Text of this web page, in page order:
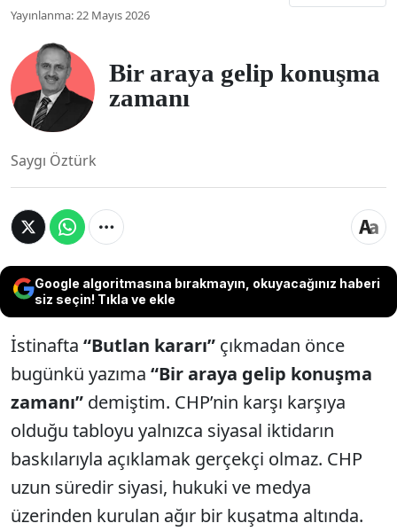
Yayınlanma: 22 Mayıs 2026
Bir araya gelip konuşma
zamanı
Saygı Öztürk
Google algoritmasına bırakmayın, okuyacağınız haberi
siz seçin! Tıkla ve ekle
İstinafta “Butlan kararı” çıkmadan önce
bugünkü yazıma “Bir araya gelip konuşma
zamanı” demiştim. CHP’nin karşı karşıya
olduğu tabloyu yalnızca siyasal iktidarın
baskılarıyla açıklamak gerçekçi olmaz. CHP
uzun süredir siyasi, hukuki ve medya
üzerinden kurulan ağır bir kuşatma altında.